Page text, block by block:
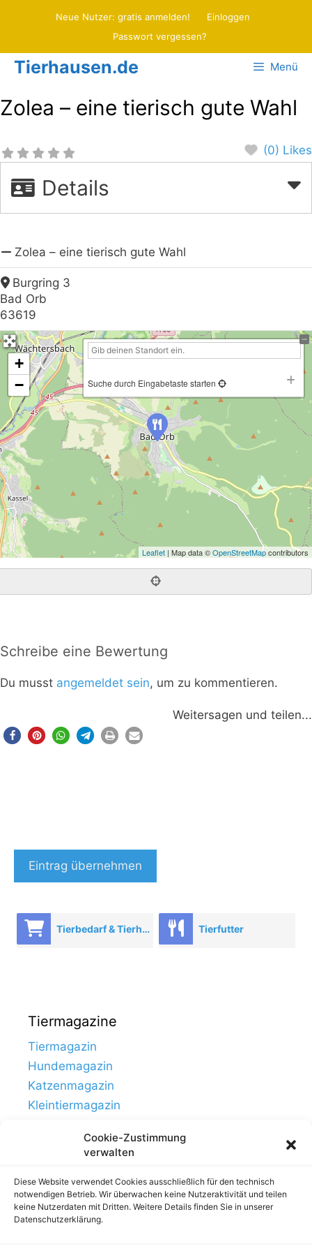
Cookie-Zustimmung
verwalten
Diese Website verwendet Cookies ausschließlich für den technisch
notwendigen Betrieb. Wir überwachen keine Nutzeraktivität und teilen
keine Nutzerdaten mit Dritten. Weitere Details finden Sie in unserer
Datenschutzerklärung.
Neue Nutzer: gratis anmelden!
Einloggen
Passwort vergessen?
Tierhausen.de Menü
Zolea – eine tierisch gute Wahl
(0) Likes
Details
Zolea – eine tierisch gute Wahl
Burgring 3
Bad Orb
63619
+
−
Suche durch Eingabetaste starten
Leaflet | Map data ©OpenStreetMapcontributors
Schreibe eine Bewertung
Du musst angemeldet sein, um zu kommentieren.
Weitersagen und teilen...
Eintrag übernehmen
Tierbedarf & Tierhandel Tierfutter
Tiermagazine
Tiermagazin
Hundemagazin
Katzenmagazin
Kleintiermagazin